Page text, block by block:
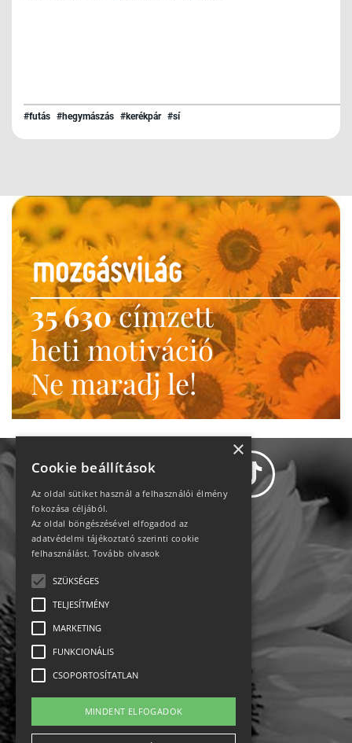
#futás #hegymászás #kerékpár #sí
35 630címzett
heti motiváció
Ne maradj le!
Adatvédelem
Impresszum-kapcsolat
English
×
Cookie beállítások
Az oldal sütiket használ a felhasználói élmény
fokozása céljából.
Az oldal böngészésével elfogadod az
adatvédelmi tájékoztató szerinti cookie
felhasználást. Tovább olvasok
SZÜKSÉGES
TELJESÍTMÉNY
MARKETING
FUNKCIONÁLIS
CSOPORTOSÍTATLAN
MINDENT ELFOGADOK